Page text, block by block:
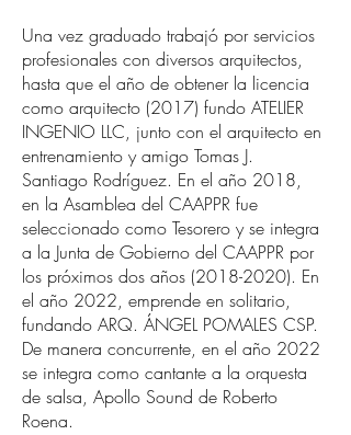
Una vez graduado trabajó por servicios
profesionales con diversos arquitectos,
hasta que el año de obtener la licencia
como arquitecto (2017) fundo ATELIER
INGENIO LLC, junto con el arquitecto en
entrenamiento y amigo Tomas J.
Santiago Rodríguez. En el año 2018,
en la Asamblea del CAAPPR fue
seleccionado como Tesorero y se integra
a la Junta de Gobierno del CAAPPR por
los próximos dos años (2018-2020). En
el año 2022, emprende en solitario,
fundando ARQ. ÁNGEL POMALES CSP.
De manera concurrente, en el año 2022
se integra como cantante a la orquesta
de salsa, Apollo Sound de Roberto
Roena.